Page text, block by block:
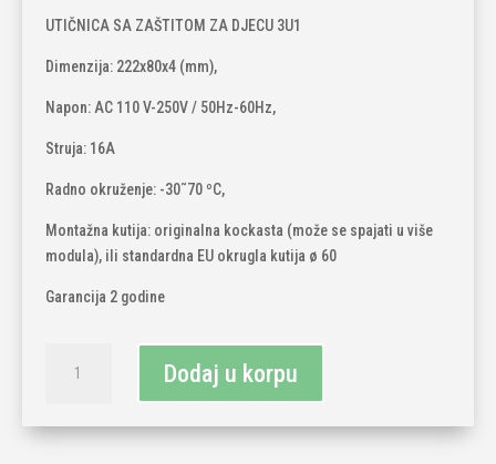
UTIČNICA SA ZAŠTITOM ZA DJECU 3U1
Dimenzija: 222x80x4 (mm),
Napon: AC 110 V-250V / 50Hz-60Hz,
Struja: 16A
Radno okruženje: -30˜70 ºC,
Montažna kutija: originalna kockasta (može se spajati u više
modula), ili standardna EU okrugla kutija ø 60
Garancija 2 godine
utičnica
količina
Dodaj u korpu